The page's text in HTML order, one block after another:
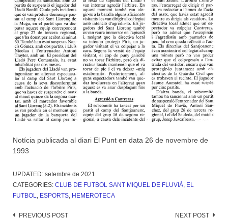
Notícia publicada al diari El Punt en data 26 de novembre de
1993
UPDATED: setembre de 2021
CATEGORIES: CLUB DE FUTBOL SANT MIQUEL DE FLUVIÀ, EL
FUTBOL, ESPORTS, HEMEROTECA
PREVIOUS POST NEXT POST